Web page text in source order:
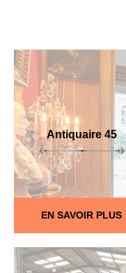
Antiquaire 45
EN SAVOIR PLUS